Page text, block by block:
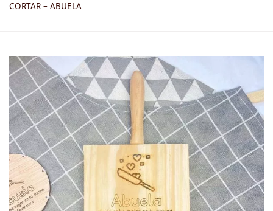
CORTAR – ABUELA